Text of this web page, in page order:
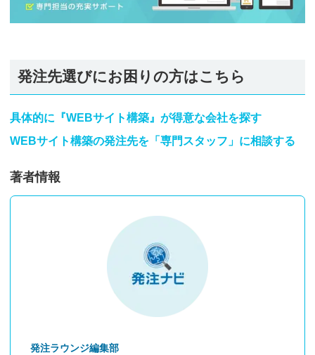
発注先選びにお困りの方はこちら
具体的に『WEBサイト構築』が得意な会社を探す
WEBサイト構築の発注先を「専門スタッフ」に相談する
著者情報
発注ラウンジ編集部